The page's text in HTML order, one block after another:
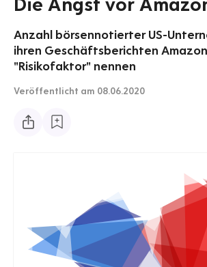
Anzahl börsennotierter US-
ihren Geschäftsberichten
"Risikofaktor" nennen
Veröffentlicht am 08.06.2020